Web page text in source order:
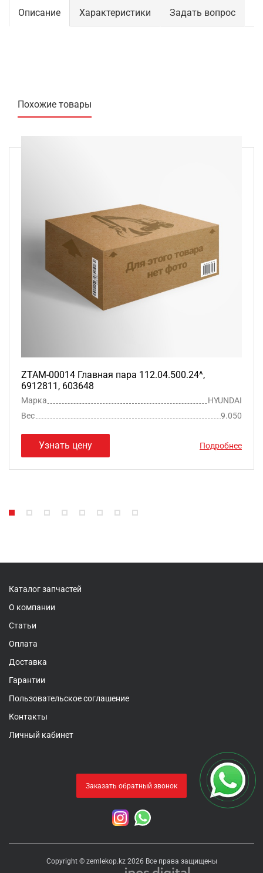
Описание Характеристики Задать вопрос
Похожие товары
ZTAM-00014 Главная пара 112.04.500.24^,
6912811, 603648
Марка
HYUNDAI
Вес
9.050
Узнать цену Подробнее
Каталог запчастей
О компании
Статьи
Оплата
Доставка
Гарантии
Пользовательское соглашение
Контакты
Личный кабинет
Заказать обратный звонок
Copyright © zemlekop.kz 2026 Все права защищены